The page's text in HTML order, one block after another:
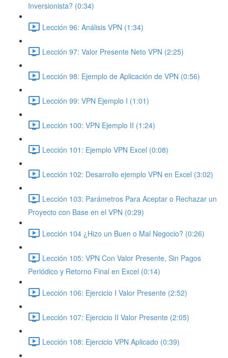
Inversionista? (0:34)
Lección 96: Análisis VPN (1:34)
Lección 97: Valor Presente Neto VPN (2:25)
Lección 98: Ejemplo de Aplicación de VPN (0:56)
Lección 99: VPN Ejemplo I (1:01)
Lección 100: VPN Ejemplo II (1:24)
Lección 101: Ejemplo VPN Excel (0:08)
Lección 102: Desarrollo ejemplo VPN en Excel (3:02)
Lección 103: Parámetros Para Aceptar o Rechazar un
Proyecto con Base en el VPN (0:29)
Lección 104 ¿Hizo un Buen o Mal Negocio? (0:26)
Lección 105: VPN Con Valor Presente, Sin Pagos
Periódico y Retorno Final en Excel (0:14)
Lección 106: Ejercicio I Valor Presente (2:52)
Lección 107: Ejercicio II Valor Presente (2:05)
Lección 108: Ejercicio VPN Aplicado (0:39)